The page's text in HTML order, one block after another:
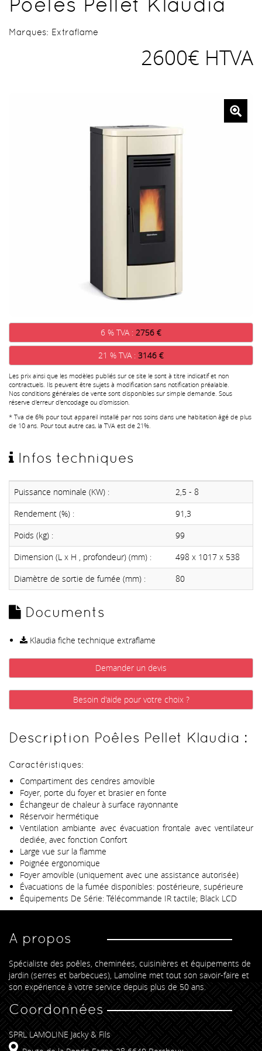
Marques: Extraflame
2600€ HTVA
6 % TVA : 2756 €
21 % TVA : 3146 €
Les prix ainsi que les modèles publiés sur ce site le sont à titre indicatif et non
contractuels. Ils peuvent être sujets à modification sans notification préalable.
Nos conditions générales de vente sont disponibles sur simple demande. Sous
réserve d'erreur d'encodage ou d'omission.
* Tva de 6% pour tout appareil installé par nos soins dans une habitation âgé de plus
de 10 ans. Pour tout autre cas, la TVA est de 21%.
Infos techniques
Puissance nominale (KW) :
2,5 - 8
Rendement (%) :
91,3
Poids (kg) :
99
Dimension (L x H , profondeur) (mm) :
498 x 1017 x 538
Diamètre de sortie de fumée (mm) :
80
Documents
Klaudia fiche technique extraflame
Demander un devis
Besoin d'aide pour votre choix ?
Description Poêles Pellet Klaudia :
Caractéristiques:
Compartiment des cendres amovible
Foyer, porte du foyer et brasier en fonte
Échangeur de chaleur à surface rayonnante
Réservoir hermétique
Ventilation ambiante avec évacuation frontale avec ventilateur
dediée, avec fonction Confort
Large vue sur la flamme
Poignée ergonomique
Foyer amovible (uniquement avec une assistance autorisée)
Évacuations de la fumée disponibles: postérieure, supérieure
Équipements De Série: Télécommande IR tactile; Black LCD
A propos
Spécialiste des poêles, cheminées, cuisinières et équipements de
jardin (serres et barbecues), Lamoline met tout son savoir-faire et
son expérience à votre service depuis plus de 50 ans.
Coordonnées
SPRL LAMOLINE Jacky & Fils